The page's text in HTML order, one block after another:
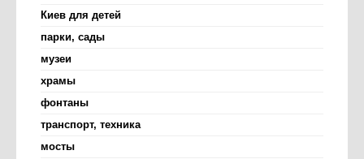
Киев для детей
парки, сады
музеи
храмы
фонтаны
транспорт, техника
мосты